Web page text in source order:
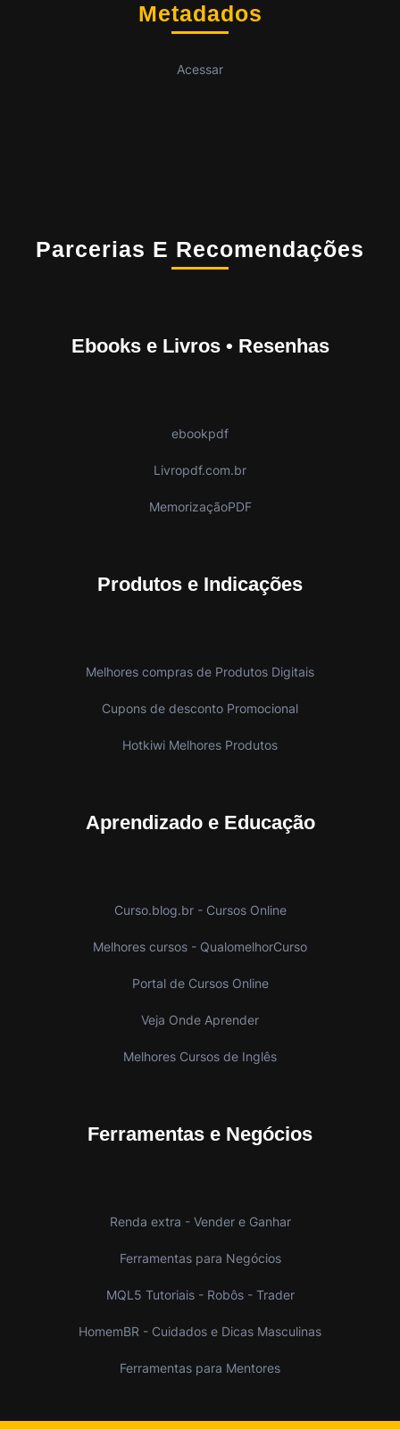
Metadados
Acessar
Parcerias E Recomendações
Ebooks e Livros • Resenhas
ebookpdf
Livropdf.com.br
MemorizaçãoPDF
Produtos e Indicações
Melhores compras de Produtos Digitais
Cupons de desconto Promocional
Hotkiwi Melhores Produtos
Aprendizado e Educação
Curso.blog.br - Cursos Online
Melhores cursos - QualomelhorCurso
Portal de Cursos Online
Veja Onde Aprender
Melhores Cursos de Inglês
Ferramentas e Negócios
Renda extra - Vender e Ganhar
Ferramentas para Negócios
MQL5 Tutoriais - Robôs - Trader
HomemBR - Cuidados e Dicas Masculinas
Ferramentas para Mentores